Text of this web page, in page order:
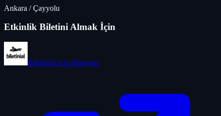
Ankara /Çayyolu
Etkinlik Biletini Almak İçin
Biletinial için tıklayınız